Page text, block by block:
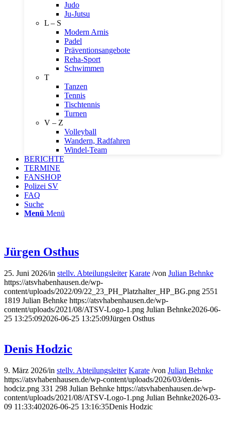
Judo
Ju-Jutsu
L – S
Modern Arnis
Padel
Präventionsangebote
Reha-Sport
Schwimmen
T
Tanzen
Tennis
Tischtennis
Turnen
V – Z
Volleyball
Wandern, Radfahren
Windel-Team
BERICHTE
TERMINE
FANSHOP
Polizei SV
FAQ
Suche
Menü Menü
Jürgen Osthus
25. Juni 2026/in stellv. Abteilungsleiter Karate /von Julian Behnke
https://atsvhabenhausen.de/wp-
content/uploads/2022/09/22_23_PH_Platzhalter_HP_BG.png 2551
1819 Julian Behnke https://atsvhabenhausen.de/wp-
content/uploads/2021/08/ATSV-Logo-1.png Julian Behnke2026-06-
25 13:25:092026-06-25 13:25:09Jürgen Osthus
Denis Hodzic
9. März 2026/in stellv. Abteilungsleiter Karate /von Julian Behnke
https://atsvhabenhausen.de/wp-content/uploads/2026/03/denis-
hodciz.png 331 298 Julian Behnke https://atsvhabenhausen.de/wp-
content/uploads/2021/08/ATSV-Logo-1.png Julian Behnke2026-03-
09 11:33:402026-06-25 13:16:35Denis Hodzic